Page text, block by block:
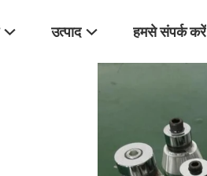
उत्पाद हमसे संपर्क करें